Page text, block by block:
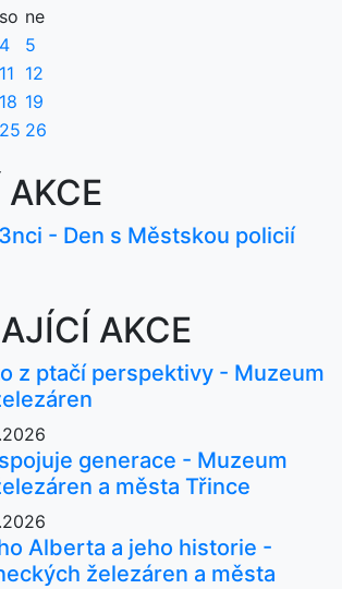
so ne
4
5
11 12
18 19
25 26
- Den s Městskou policií
AKCE
z ptačí perspektivy - Muzeum
generace - Muzeum
a města Třince
Alberta a jeho historie -
železáren a města